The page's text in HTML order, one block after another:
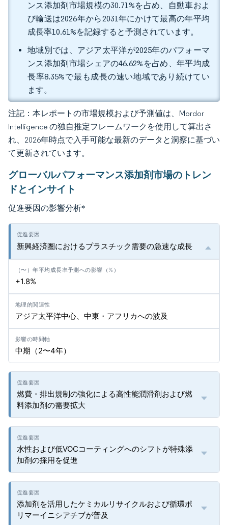
ンス添加剤市場規模の30.71%を占め、自動車およ
び輸送は2026年から2031年にかけて最高の年平均
成長率10.61%を記録すると予測されています。
地域別では、アジア太平洋が2025年のパフォーマ
ンス添加剤市場シェアの46.62%を占め、年平均成
長率8.35%で最も成長の速い地域であり続けてい
ます。
注記：本レポートの市場規模および予測値は、Mordor
Intelligence の独自推定フレームワークを使用して算出さ
れ、2026年時点で入手可能な最新のデータと洞察に基づい
て更新されています。
グローバルパフォーマンス添加剤市場のトレン
ドとインサイト
促進要因の影響分析*
新興経済圏におけるプラスチック需要の急速な成長
+1.8%
アジア太平洋中心、中東・アフリカへの波及
中期（2〜4年）
燃費・排出規制の強化による高性能潤滑剤および燃
料添加剤の需要拡大
水性および低VOCコーティングへのシフトが特殊添
加剤の採用を促進
添加剤を活用したケミカルリサイクルおよび循環ポ
リマーイニシアチブが普及